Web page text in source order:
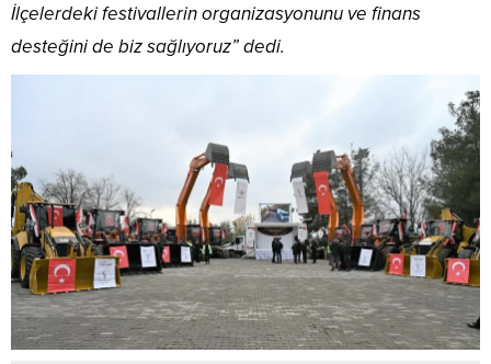
İlçelerdeki festivallerin organizasyonunu ve finans
desteğini de biz sağlıyoruz” dedi.